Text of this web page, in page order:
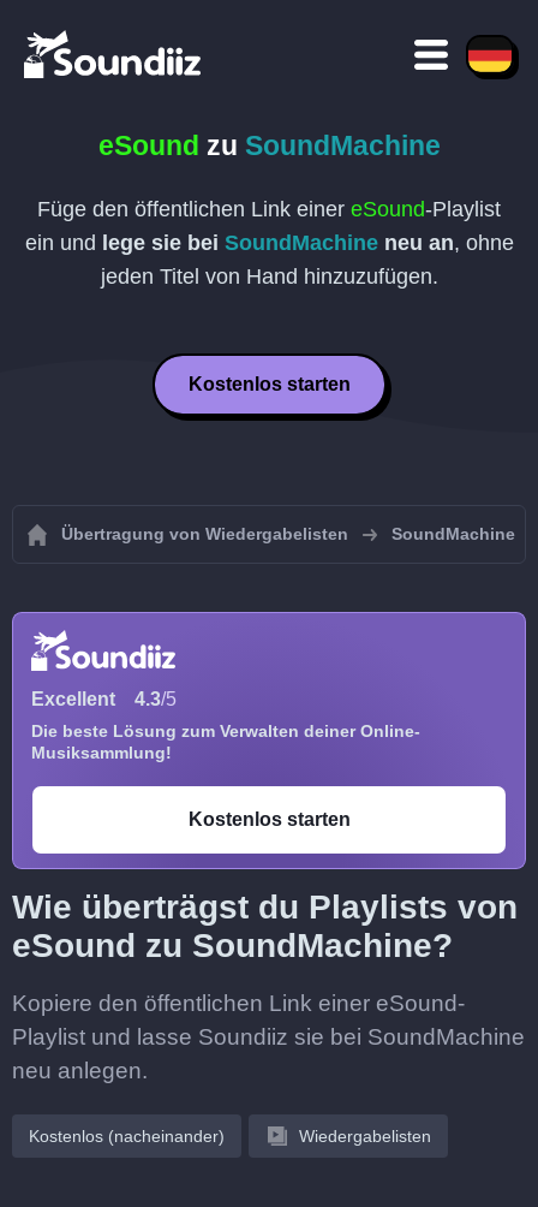
eSound zu SoundMachine
Füge den öffentlichen Link einer eSound-Playlist
ein und lege sie bei SoundMachineneu an, ohne
jeden Titel von Hand hinzuzufügen.
Kostenlos starten
Übertragung von Wiedergabelisten SoundMachine
Excellent 4.3/5
Die beste Lösung zum Verwalten deiner Online-
Musiksammlung!
Kostenlos starten
Wie überträgst du Playlists von
eSound zu SoundMachine?
Kopiere den öffentlichen Link einer eSound-
Playlist und lasse Soundiiz sie bei SoundMachine
neu anlegen.
Kostenlos (nacheinander) Wiedergabelisten